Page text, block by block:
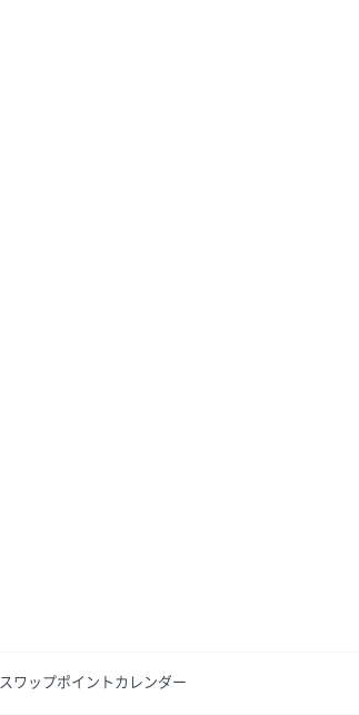
スワップポイントカレンダー